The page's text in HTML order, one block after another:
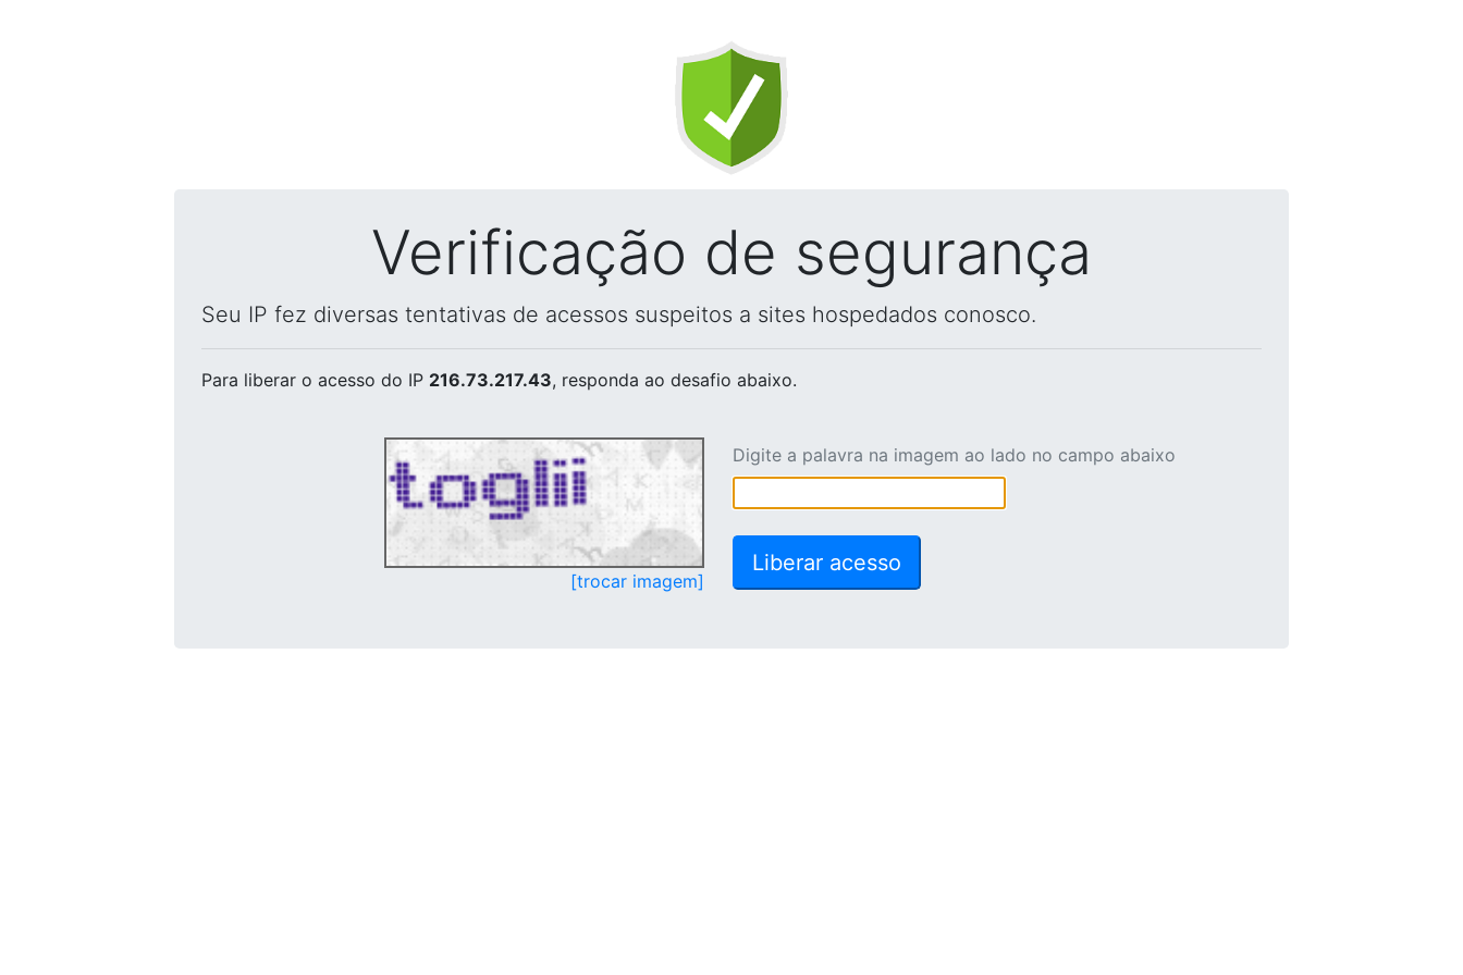
Verificação de segurança
Seu IP fez diversas tentativas de acessos suspeitos a sites hospedados conosco.
Para liberar o acesso do IP 216.73.217.43, responda ao desafio abaixo.
[trocar imagem]
Digite a palavra na imagem ao lado no campo abaixo